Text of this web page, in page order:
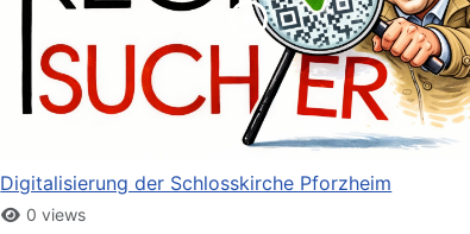
Digitalisierung der Schlosskirche Pforzheim
0 views